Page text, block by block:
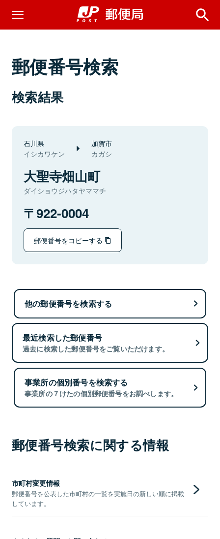
郵便番号検索
検索結果
石川県
イシカワケン
加賀市
カガシ
大聖寺畑山町
ダイショウジハタヤママチ
922-0004
郵便番号をコピーする
他の郵便番号を検索する
最近検索した郵便番号
過去に検索した郵便番号をご覧いただけます。
事業所の個別番号を検索する
事業所の７けたの個別郵便番号をお調べします。
郵便番号検索に関する情報
市町村変更情報
郵便番号を公表した市町村の一覧を実施日の新しい順に掲載
しています。